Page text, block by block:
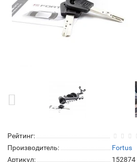
Рейтинг:
Производитель:
Fortus
Артикул:
152874